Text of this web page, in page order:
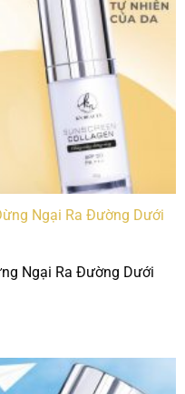
Ngại Ra Đường Dưới
Ngại Ra Đường Dưới